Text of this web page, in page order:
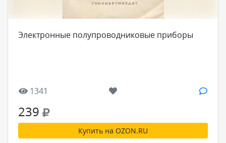
Электронные полупроводниковые приборы
1341
239
Купить на OZON.RU